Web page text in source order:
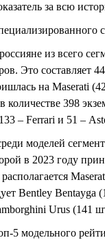
за всю
из всего
Это составляет
на Maserati
количестве 398
– Ferrari и 51 –
моделей
в 2023 году
Bentley
Urus (141
5 модельного